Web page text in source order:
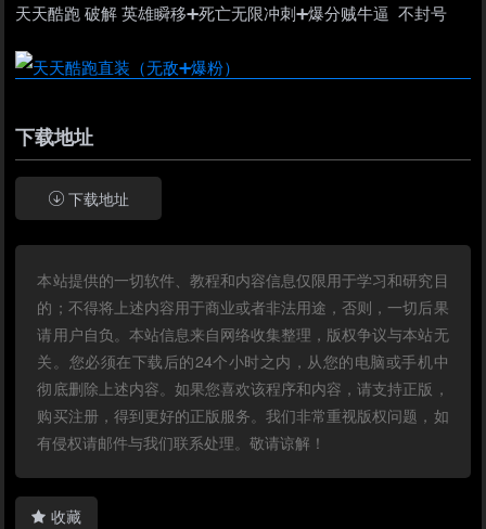
天天酷跑 破解 英雄瞬移➕死亡无限冲刺➕爆分贼牛逼 不封号
下载地址
下载地址
本站提供的一切软件、教程和内容信息仅限用于学习和研究目
的；不得将上述内容用于商业或者非法用途，否则，一切后果
请用户自负。本站信息来自网络收集整理，版权争议与本站无
关。您必须在下载后的24个小时之内，从您的电脑或手机中
彻底删除上述内容。如果您喜欢该程序和内容，请支持正版，
购买注册，得到更好的正版服务。我们非常重视版权问题，如
有侵权请邮件与我们联系处理。敬请谅解！
收藏